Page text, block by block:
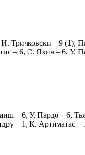
И. Тричковски – 9 (1),
– 6, С. Яхич – 6, У.
– 6, У. Пардо – 6,
– 1, К. Артиматас –